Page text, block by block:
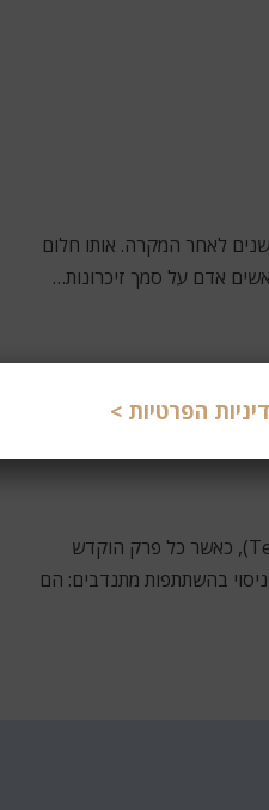
לפני כמה שבועות שמעתי לראשונה על האב שהורשע באונס בתו, על סמך חלום שחלמה 12 שנים לאחר המקרה. אותו חלום
אדם על סמך זיכרונות…
בנשיונל ג'יאוגרפיק הוקרנה תוכנית בת שלושה פרקים אודות תעתועי המוח (Test Your Brain), כאשר כל פרק הוקדש
בהשתתפות מתנדבים: הם
הפרטיות >